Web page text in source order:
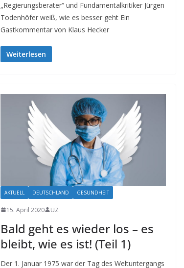
„Regierungsberater“ und Fundamentalkritiker Jürgen
Todenhöfer weiß, wie es besser geht Ein
Gastkommentar von Klaus Hecker
Weiterlesen
AKTUELL DEUTSCHLAND GESUNDHEIT
15. April 2020 UZ
Bald geht es wieder los – es
bleibt, wie es ist! (Teil 1)
Der 1. Januar 1975 war der Tag des Weltuntergangs